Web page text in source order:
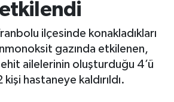
etkilendi
ilçesinde konakladıkları
gazında etkilenen,
ailelerinin oluşturduğu 4’ü
hastaneye kaldırıldı.